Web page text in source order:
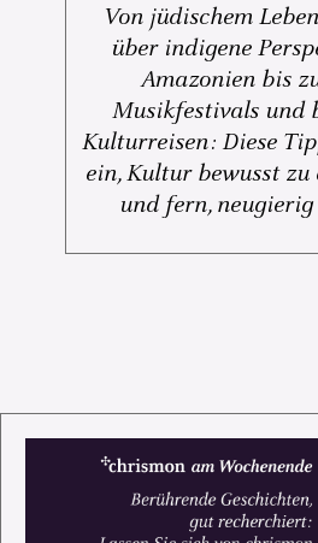
Von jüdischem
über indigene
Amazonien bis
Musikfestivals und
Kulturreisen: Diese
ein, Kultur bewusst
und fern,